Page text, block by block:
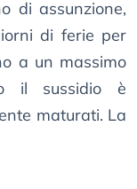
di assunzione,
di ferie per
a un massimo
il sussidio è
maturati. La